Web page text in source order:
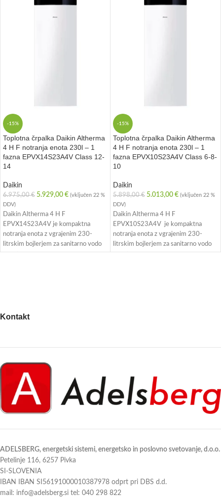
-15%
Toplotna črpalka Daikin Altherma
4 H F notranja enota 230l – 1
fazna EPVX14S23A4V Class 12-
14
Daikin
6.975,00€ 5.929,00 € (vključen 22 %
DDV)
Daikin Altherma 4 H F
EPVX14S23A4V je kompaktna
notranja enota z vgrajenim 230-
litrskim bojlerjem za sanitarno vodo
🚿. Namenjena je 1-faznim sistemom
sodoben dizajn, primeren za
-15%
Toplotna črpalka Daikin Altherma
4 H F notranja enota 230l – 1
fazna EPVX10S23A4V Class 6-8-
10
Daikin
5.898,00€ 5.013,00 € (vključen 22 %
DDV)
Daikin Altherma 4 H F
EPVX10S23A4V je kompaktna
notranja enota z vgrajenim 230-
litrskim bojlerjem za sanitarno vodo
🚿. Namenjena je 1-faznim sistemom
Kontakt
ADELSBERG, energetski sistemi, energetsko in poslovno svetovanje, d.o.o.
Petelinje 116, 6257 Pivka
SI-SLOVENIA
IBAN IBAN SI56191000010387978 odprt pri DBS d.d.
mail: info@adelsberg.si tel: 040 298 822